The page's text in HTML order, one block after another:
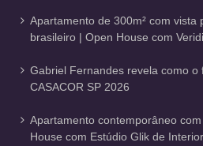
Apartamento de 300m² com
brasileiro | Open House com
Gabriel Fernandes revela como
CASACOR SP 2026
Apartamento contemporâneo
House com Estúdio Glik de